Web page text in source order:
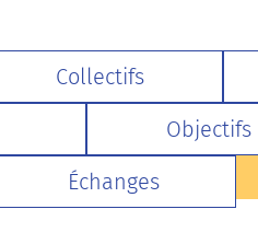
Collectifs
Objectifs
Échanges